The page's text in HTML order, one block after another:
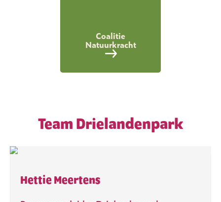
Coalitie
Natuurkracht
Team Drielandenpark
Hettie Meertens